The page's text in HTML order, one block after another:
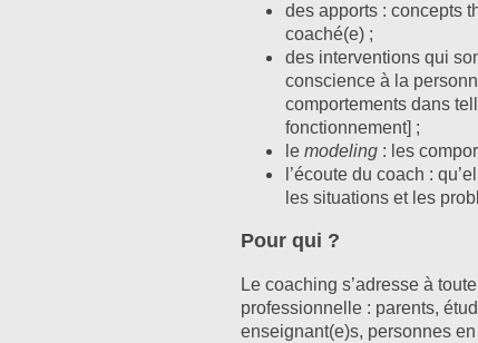
des apports : concepts
coaché(e) ;
des interventions qui
conscience à la
comportements dans
fonctionnement] ;
le modeling : les
l’écoute du coach :
les situations et les
Pour qui ?
Le coaching s’adresse à
professionnelle : parents,
enseignant(e)s, personnes